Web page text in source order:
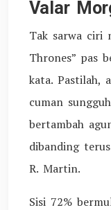
Valar
Tak sarwa ciri
Thrones” pas
kata. Pastilah,
cuman
bertambah
dibanding
R. Martin.
Sisi 72%